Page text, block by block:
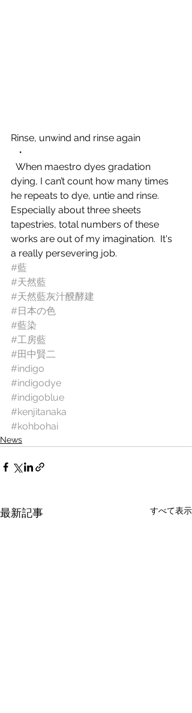
Rinse, unwind and rinse again
  ・
dying, I can’t count how many times
he repeats to dye, untie and rinse.
Especially about three sheets
tapestries, total numbers of these
works are out of my imagination.  It's
a really persevering job.
#藍
#天然藍
#天然藍灰汁醗酵建
#日本の色
#藍染
#工房藍
#田中賢二
#indigo
#indigodye
#indigoblue
#kenjitanaka
#kohbohai
News
最新記事 すべて表示